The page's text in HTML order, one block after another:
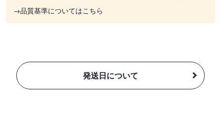
→品質基準についてはこちら
発送日について